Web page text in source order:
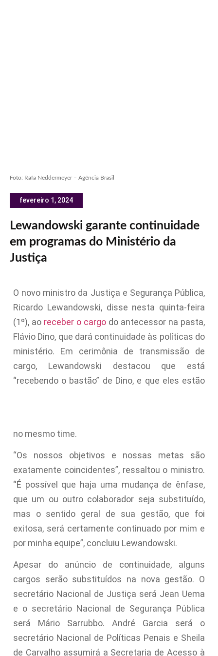
Foto: Rafa Neddermeyer – Agência Brasil
fevereiro 1, 2024
Lewandowski garante continuidade
em programas do Ministério da
Justiça
O novo ministro da Justiça e Segurança Pública,
Ricardo Lewandowski, disse nesta quinta-feira
(1º), ao receber o cargo do antecessor na pasta,
Flávio Dino, que dará continuidade às políticas do
ministério. Em cerimônia de transmissão de
cargo, Lewandowski destacou que está
“recebendo o bastão” de Dino, e que eles estão
no mesmo time.
“Os nossos objetivos e nossas metas são
exatamente coincidentes”, ressaltou o ministro.
“É possível que haja uma mudança de ênfase,
que um ou outro colaborador seja substituído,
mas o sentido geral de sua gestão, que foi
exitosa, será certamente continuado por mim e
por minha equipe”, concluiu Lewandowski.
Apesar do anúncio de continuidade, alguns
cargos serão substituídos na nova gestão. O
secretário Nacional de Justiça será Jean Uema
e o secretário Nacional de Segurança Pública
será Mário Sarrubbo. André Garcia será o
secretário Nacional de Políticas Penais e Sheila
de Carvalho assumirá a Secretaria de Acesso à